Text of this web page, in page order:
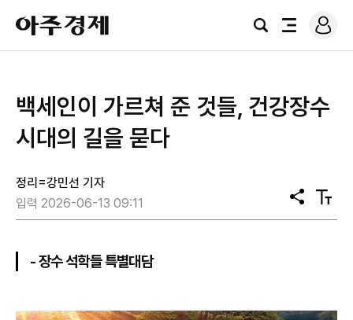
아
주
경
검
전
로
그
백세인이 가르쳐 준 것들, 건강장수
시대의 길을 묻다
정리=강민선 기자
입력 2026-06-13 09:11
공
유
텍
스
- 장수 석학들 특별대담